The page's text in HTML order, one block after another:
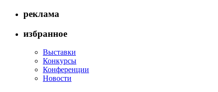
реклама
избранное
Выставки
Конкурсы
Конференции
Новости